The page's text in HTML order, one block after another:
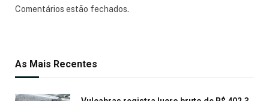
Comentários estão fechados.
As Mais Recentes